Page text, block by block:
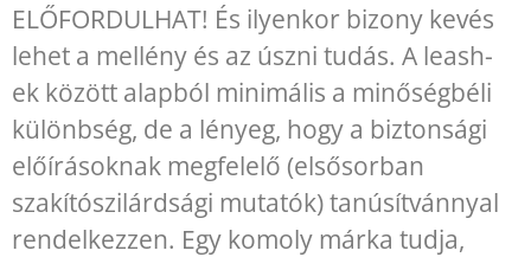
ELŐFORDULHAT! És ilyenkor bizony kevés
lehet a mellény és az úszni tudás. A leash-
ek között alapból minimális a minőségbéli
különbség, de a lényeg, hogy a biztonsági
előírásoknak megfelelő (elsősorban
szakítószilárdsági mutatók) tanúsítvánnyal
rendelkezzen. Egy komoly márka tudja,